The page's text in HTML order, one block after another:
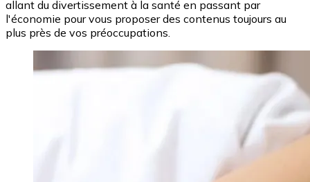
allant du divertissement à la santé en passant par
l'économie pour vous proposer des contenus toujours au
plus près de vos préoccupations.